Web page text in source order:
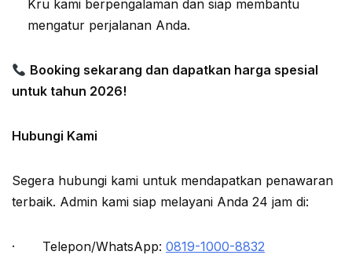
Kru kami berpengalaman dan siap membantu
mengatur perjalanan Anda.
Booking sekarang dan dapatkan harga spesial
untuk tahun 2026!
Hubungi Kami
Segera hubungi kami untuk mendapatkan penawaran
terbaik. Admin kami siap melayani Anda 24 jam di:
· Telepon/WhatsApp: 0819-1000-8832